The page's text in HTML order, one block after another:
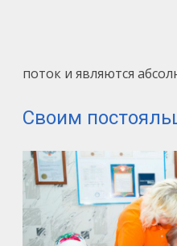
поток и являются
Своим